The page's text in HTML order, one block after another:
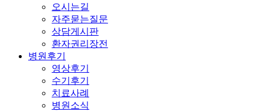
오시는길
자주묻는질문
상담게시판
환자권리장전
병원후기
영상후기
수기후기
치료사례
병원소식